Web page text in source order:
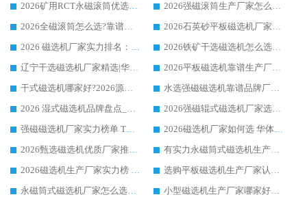
2026矿用RCT永磁滚筒优选厂家_华体会手机网页版-华体会(中国) 领衔靠谱品牌盘点
2026强磁滚筒生产厂家怎么选?行业口碑推荐华体会手机网页版-华体会(中国)
2026全磁滚筒怎么选?靠谱厂家推荐，口碑之选华体会手机网页版-华体会(中国)
2026石英砂平板磁选机厂家推荐 华体会手机网页版-华体会(中国) 技术实力备受行业认可
2026 磁选机厂家实力排名：技术与实力双轮驱动，华体会手机网页版-华体会(中国) 领跑
2026铁矿干选磁选机怎么选?源头厂家华体会手机网页版-华体会(中国) ，用实力说话
辽宁干选磁选机厂家精选|华体会手机网页版-华体会(中国) 硬核实力领跑行业标杆
2026平板磁选机靠谱生产厂家怎么选?行业标杆华体会手机网页版-华体会(中国) ，凭硬实力脱颖而出
干式磁选机哪家好?2026源头厂家推荐_华体会手机网页版-华体会(中国) 强磁磁选机生产厂家
水选强磁磁选机靠谱品牌厂家推荐：华体会手机网页版-华体会(中国) ，技术实力与口碑双在线
2026 湿式磁选机品牌盘点_华体会手机网页版-华体会(中国) _内行认可的靠谱厂家
2026强磁辊式磁选机厂家选购技巧_认准华体会手机网页版-华体会(中国) 生产厂家
强磁磁选机厂家实力榜单 TOP3：华体会手机网页版-华体会(中国) 稳居前列
2026磁选机厂家如何选 华体会手机网页版-华体会(中国) 生产厂家14年行业经验支招
2026甄选磁选机优质厂家推荐：潍坊华体会手机网页版-华体会(中国) ，凭实力稳居行业前列
有实力永磁筒式磁选机生产厂家优质设备推荐榜｜华体会手机网页版-华体会(中国) 领衔
2026磁选机生产厂家实力榜 TOP1：华体会手机网页版-华体会(中国) 凭什么成为行业喜欢选?
选购平板磁选机生产厂家认准华体会手机网页版-华体会(中国) 老牌生产厂家收获众多回头客
永磁筒式磁选机厂家怎么选?14 年老厂华体会手机网页版-华体会(中国) 凭实力出圈，这 5 大优势太圈粉
小型磁选机生产厂家哪家好?2026 年实测推荐，华体会手机网页版-华体会(中国) 十年口碑厂值得闭眼入